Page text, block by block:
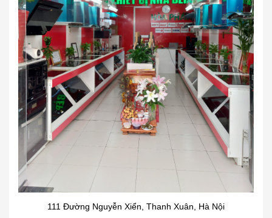
111 Đường Nguyễn Xiển, Thanh Xuân, Hà Nội